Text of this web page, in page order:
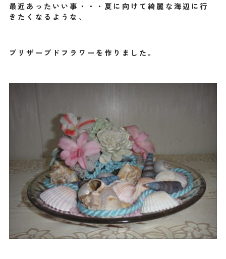
最近あったいい事・・・夏に向けて綺麗な海辺に行
きたくなるような、
プリザーブドフラワーを作りました。